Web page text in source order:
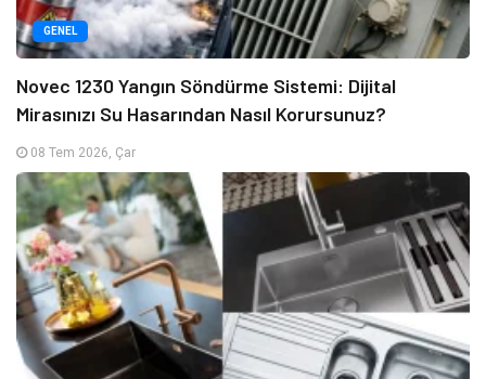
GENEL
Novec 1230 Yangın Söndürme Sistemi: Dijital
Mirasınızı Su Hasarından Nasıl Korursunuz?
08 Tem 2026, Çar